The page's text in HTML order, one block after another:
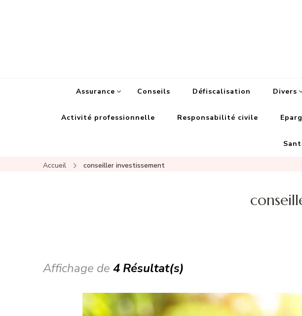
Assurance Conseils Défiscalisation Divers
Activité professionnelle Responsabilité civile
Accueil conseiller investissement
Affichage de 4 Résultat(s)